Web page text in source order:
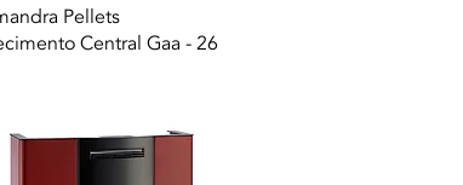
Vista rapida
Pellets
Central Gaa - 26